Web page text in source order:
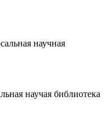
научная
научая библиотека